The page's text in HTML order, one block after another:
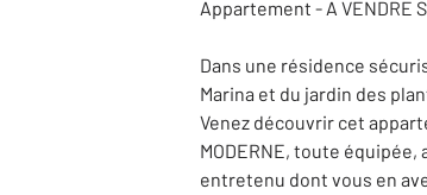
Appartement - A VENDRE
Dans une résidence
Marina et du jardin des
Venez découvrir cet
MODERNE, toute
entretenu dont vous en